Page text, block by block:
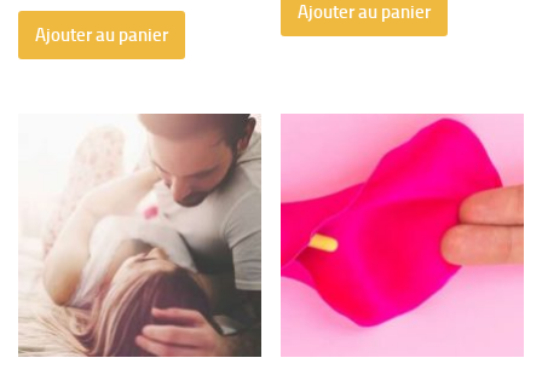
Ajouter au panier
Ajouter au panier